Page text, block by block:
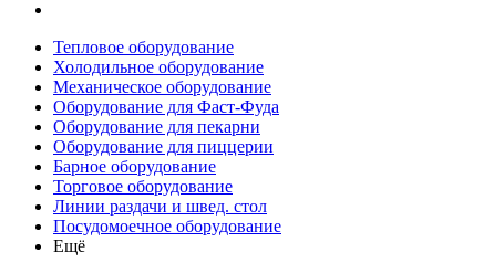
Тепловое оборудование
Холодильное оборудование
Механическое оборудование
Оборудование для Фаст-Фуда
Оборудование для пекарни
Оборудование для пиццерии
Барное оборудование
Торговое оборудование
Линии раздачи и швед. стол
Посудомоечное оборудование
Ещё